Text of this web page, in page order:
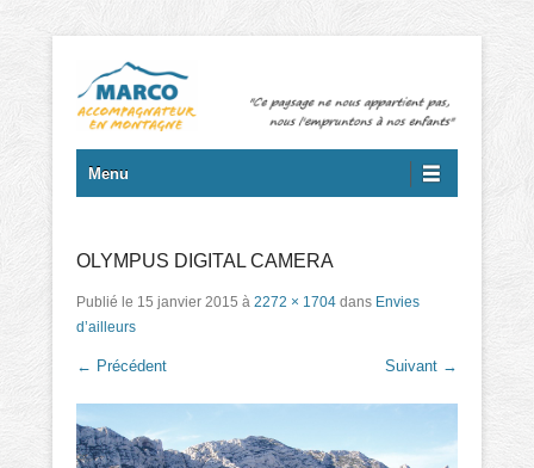
Menu principal
Aller au contenu
Menu
OLYMPUS DIGITAL CAMERA
Publié le 15 janvier 2015 à 2272 × 1704 dans Envies
d’ailleurs
← Précédent Suivant →